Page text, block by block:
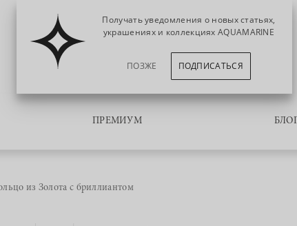
ПРЕМИУМ БЛОГ
из Золота с бриллиантом
Получать уведомления о новых статьях,
украшениях и коллекциях AQUAMARINE
ПОЗЖЕ ПОДПИСАТЬСЯ